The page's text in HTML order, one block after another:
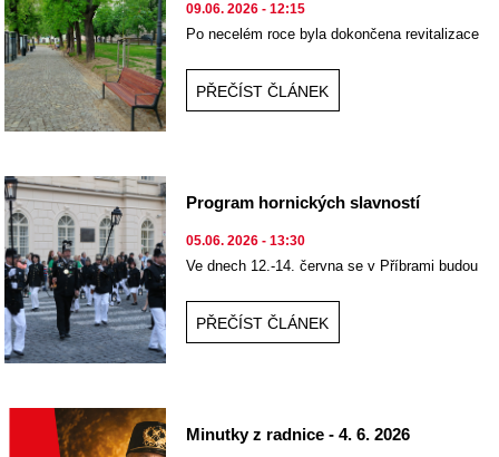
09.06. 2026 - 12:15
Po necelém roce byla dokončena revitalizace
Tesaříka po Jineckou ulici.
PŘEČÍST ČLÁNEK
Program hornických slavností
05.06. 2026 - 13:30
Ve dnech 12.-14. června se v Příbrami budou
PŘEČÍST ČLÁNEK
Minutky z radnice - 4. 6. 2026